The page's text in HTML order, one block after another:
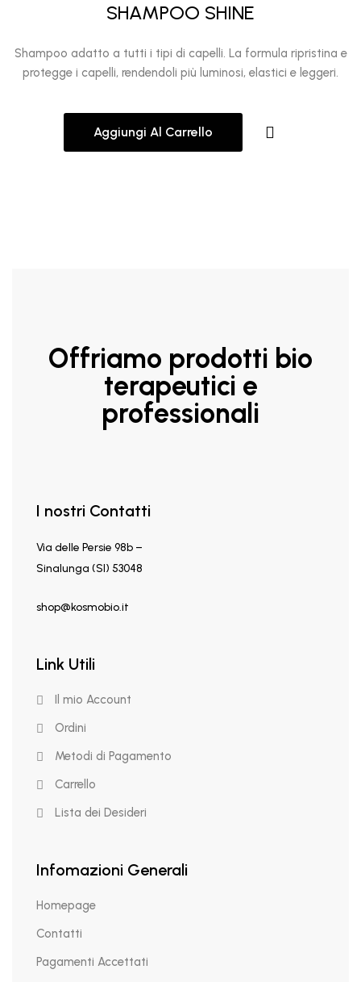
SHAMPOO SHINE
Shampoo adatto a tutti i tipi di capelli. La formula ripristina e
protegge i capelli, rendendoli più luminosi, elastici e leggeri.
Aggiungi Al Carrello
Offriamo prodotti bio
terapeutici e
professionali
I nostri Contatti
Via delle Persie 98b –
Sinalunga (SI) 53048
shop@kosmobio.it
Link Utili
Il mio Account
Ordini
Metodi di Pagamento
Carrello
Lista dei Desideri
Infomazioni Generali
Homepage
Contatti
Pagamenti Accettati